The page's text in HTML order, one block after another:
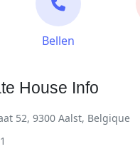
Bellen
House Info
52, 9300 Aalst, Belgique